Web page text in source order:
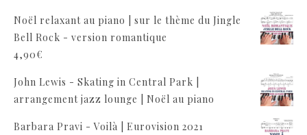
Noël relaxant au piano | sur le thème du Jingle
Bell Rock - version romantique
4,90€
John Lewis - Skating in Central Park |
arrangement jazz lounge | Noël au piano
Barbara Pravi - Voilà | Eurovision 2021